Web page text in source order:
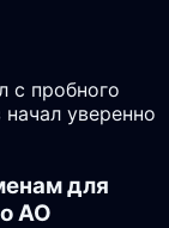
с пробного
уверенно
для
АО